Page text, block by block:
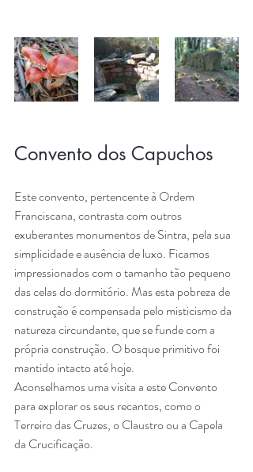
Convento dos Capuchos
Este convento, pertencente à Ordem
Franciscana, contrasta com outros
exuberantes monumentos de Sintra, pela sua
simplicidade e ausência de luxo. Ficamos
impressionados com o tamanho tão pequeno
das celas do dormitório. Mas esta pobreza de
construção é compensada pelo misticismo da
natureza circundante, que se funde com a
própria construção. O bosque primitivo foi
mantido intacto até hoje.
Aconselhamos uma visita a este Convento
para explorar os seus recantos, como o
Terreiro das Cruzes, o Claustro ou a Capela
da Crucificação.